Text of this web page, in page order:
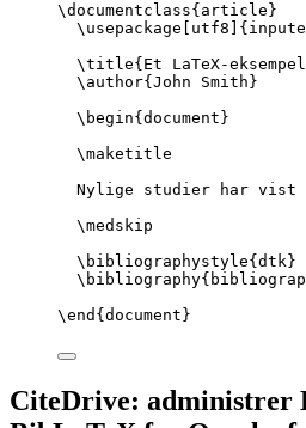
\documentclass{ article }
\usepackage
utf8 ]{
\title{Et LaTeX-
\author{John Smith}
\begin{ document }
\maketitle
Nylige studier har vist
\medskip
\bibliographystyle{dtk}
\bibliography
\end { document }
CiteDrive: administrer